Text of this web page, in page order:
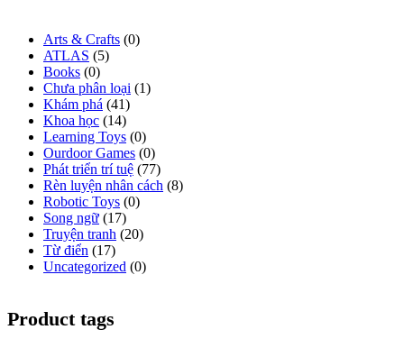
Arts & Crafts (0)
ATLAS (5)
Books (0)
Chưa phân loại (1)
Khám phá (41)
Khoa học (14)
Learning Toys (0)
Ourdoor Games (0)
Phát triển trí tuệ (77)
Rèn luyện nhân cách (8)
Robotic Toys (0)
Song ngữ (17)
Truyện tranh (20)
Từ điển (17)
Uncategorized (0)
Product tags